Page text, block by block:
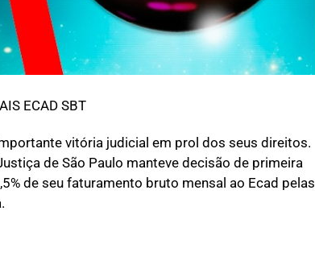
vitória judicial em prol dos seus direitos.
de São Paulo manteve decisão de primeira
de seu faturamento bruto mensal ao Ecad pelas